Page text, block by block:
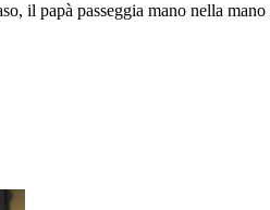
il papà passeggia mano nella